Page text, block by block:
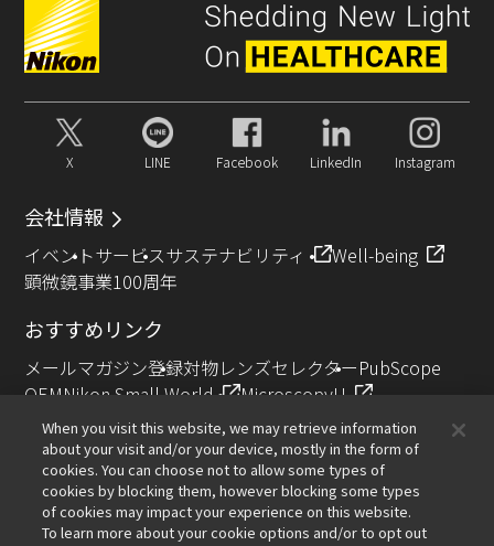
X LINE Facebook LinkedIn Instagram
会社情報
イベントサービスサステナビリティ
Well-being
顕微鏡事業100周年
おすすめリンク
メールマガジン登録対物レンズセレクターPubScope
OEMNikon Small World
MicroscopyU
NIKON JOICO AWARD
その他のニコン製品
カメラ・双眼鏡関連製品（ニコンイメージング）
インダストリー製品（インダストリアルソリューション
When you visit this website, we may retrieve information
about your visit and/or your device, mostly in the form of
cookies. You can choose not to allow some types of
cookies by blocking them, however blocking some types
of cookies may impact your experience on this website.
To learn more about your cookie options and/or to opt out